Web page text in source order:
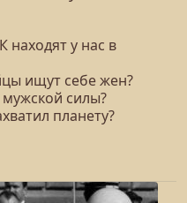
у нас в
ищут себе жен?
силы?
планету?